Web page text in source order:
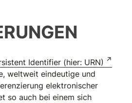
Identifier (hier: URN)
weltweit eindeutige und
elektronischer
so auch bei einem sich